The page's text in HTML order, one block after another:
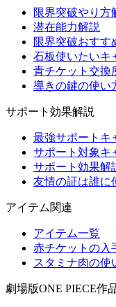
限界突破やり方
潜在能力解説
限界突破おすす
石板使いたいキ
青チケット交換
導きの鍵の使い
サポート効果解説
最強サポートキ
サポート対象キ
サポート効果解
友情の証は誰に
アイテム関連
アイテム一覧
赤チケットの入
スタミナ肉の使
劇場版ONE PIECE作